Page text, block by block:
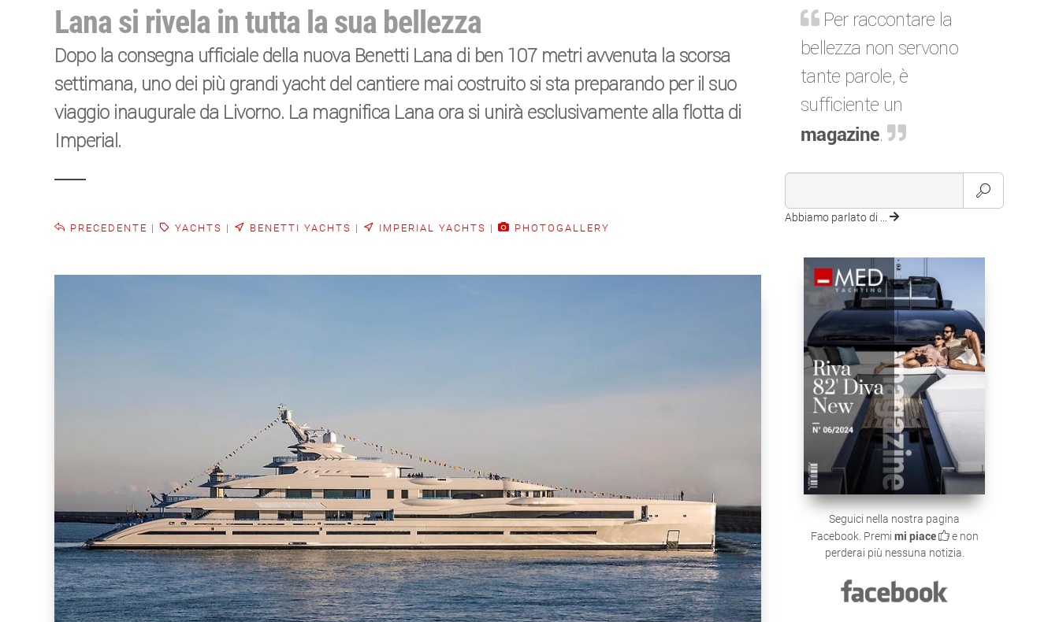
Lana si rivela in tutta la sua bellezza
Dopo la consegna ufficiale della nuova Benetti Lana di ben 107 metri avvenuta la scorsa
settimana, uno dei più grandi yacht del cantiere mai costruito si sta preparando per il suo
viaggio inaugurale da Livorno. La magnifica Lana ora si unirà esclusivamente alla flotta di
Imperial.
PRECEDENTE | YACHTS | BENETTI YACHTS | IMPERIAL YACHTS | PHOTOGALLERY
Per raccontare la
bellezza non servono
tante parole, è
sufficiente un
magazine.
Abbiamo parlato di ...
Seguici nella nostra pagina
Facebook. Premi mi piace
e non
perderai più nessuna notizia.